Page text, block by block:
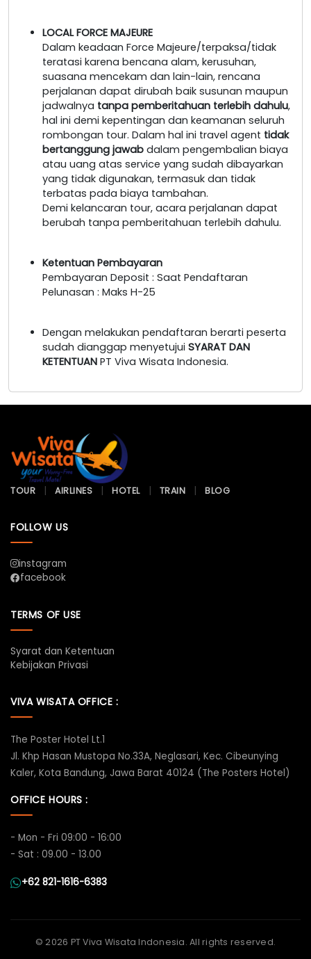
LOCAL FORCE MAJEURE
Dalam keadaan Force Majeure/terpaksa/tidak
teratasi karena bencana alam, kerusuhan,
suasana mencekam dan lain-lain, rencana
perjalanan dapat dirubah baik susunan maupun
jadwalnya tanpa pemberitahuan terlebih dahulu,
hal ini demi kepentingan dan keamanan seluruh
rombongan tour. Dalam hal ini travel agent tidak
bertanggung jawab dalam pengembalian biaya
atau uang atas service yang sudah dibayarkan
yang tidak digunakan, termasuk dan tidak
terbatas pada biaya tambahan.
Demi kelancaran tour, acara perjalanan dapat
berubah tanpa pemberitahuan terlebih dahulu.
Ketentuan Pembayaran
Pembayaran Deposit : Saat Pendaftaran
Pelunasan : Maks H-25
Dengan melakukan pendaftaran berarti peserta
sudah dianggap menyetujui SYARAT DAN
KETENTUAN PT Viva Wisata Indonesia.
TOUR AIRLINES HOTEL TRAIN BLOG
FOLLOW US
instagram
facebook
TERMS OF USE
Syarat dan Ketentuan
Kebijakan Privasi
VIVA WISATA OFFICE :
The Poster Hotel Lt.1
Jl. Khp Hasan Mustopa No.33A, Neglasari, Kec. Cibeunying
Kaler, Kota Bandung, Jawa Barat 40124 (The Posters Hotel)
OFFICE HOURS :
- Mon - Fri 09:00 - 16:00
- Sat : 09.00 - 13.00
+62 821-1616-6383
© 2026 PT Viva Wisata Indonesia. All rights reserved.